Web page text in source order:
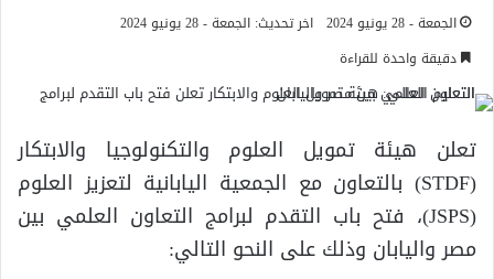
الجمعة - 28 يونيو 2024
اخر تحديث: الجمعة - 28 يونيو 2024
دقيقة واحدة للقراءة
تعلن هيئة تمويل العلوم والتكنولوجيا والابتكار
(STDF) بالتعاون مع الجمعية اليابانية لتعزيز العلوم
(JSPS)، فتح باب التقدم لبرامج التعاون العلمي بين
مصر واليابان وذلك على النحو التالي: